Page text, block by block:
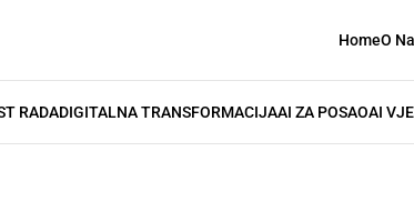
HomeO
RADADIGITALNA TRANSFORMACIJAAI ZA POSAOAI